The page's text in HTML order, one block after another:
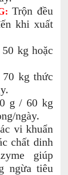
Trộn đều
khi xuất
kg hoặc
kg thức
g / 60 kg
ngày.
vi khuẩn
chất dinh
giúp
ngừa tiêu